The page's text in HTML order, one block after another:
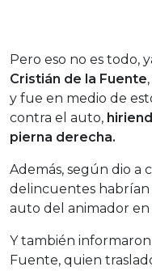
Pero eso no es todo,
Cristián de la Fuente
y fue en medio de
contra el auto,
pierna derecha.
Además, según dio a
delincuentes habrían
auto del animador en
Y también
Fuente, quien